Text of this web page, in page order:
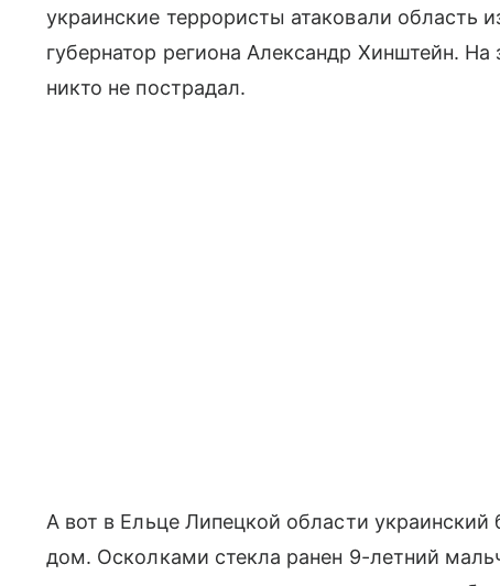
украинские террористы атаковали область
губернатор региона Александр Хинштейн.
никто не пострадал.
А вот в Ельце Липецкой области
дом. Осколками стекла ранен 9-летний